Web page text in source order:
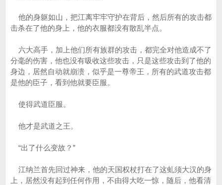
他的身躯如山，把江离牢牢守护在背后，然后所有的攻击都
击杀在了他的身上，他的衣服都没有散乱半点。
六大高手，加上他们所有族群的攻击，都完全对他造成不了
分毫的伤害，他也没有吸收这些攻击，只是这些攻击到了他的
身边，居然自动就崩溃，似乎是一尊帝王，所有的武道攻击都
是他的臣子，看到他就要臣服。
使得武道臣服。
他才是武道之王。
“出了什么变故？”
江纳兰首先回过神来，他的天国权杖打在了这虬须大汉的身
上，居然没有起到任何作用，不由得大吃一惊，随后，他看清